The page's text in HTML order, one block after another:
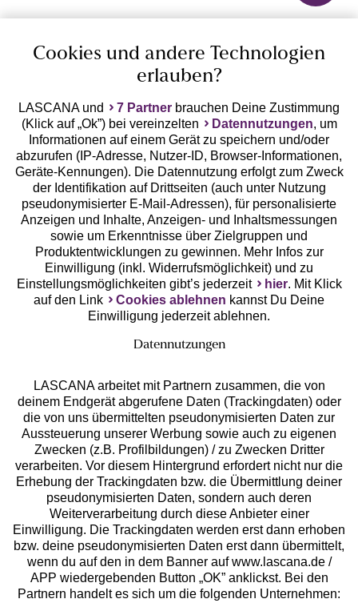
8 21
Bügel-BHs – von klassisch bis
sexy
Bügel-BHs sind schon seit Jahren aus dem
Kleiderschrank nicht mehr weg zu denken. Bei einem
Bügel-BH sind die BH-Cups unterhalb der Brust mit
Draht- oder Plastik-Bügeln verstärkt, welche dem Busen
zusätzlichen Halt und eine schöne runde Form geben.
Des Weiteren sorgen sie für ein komfortables
Tragegefühl und gehören daher zu den Lieblingen jeder
Frau. Vor allem durch ihre Vielfältigkeit überzeugen die
Bügel-BHs und sind auch hier bei uns unverzichtbar.
Wir wollen, dass Sie du dich als Frau wohlfühlst. Daher
Entdecke z.B. unsere sinnlichen Push-up-BHsmit
Bügeln in allen Größen von Cup A über Cup B, Cup C
oder Cup E und aktuellen Trendfarben.
Schwarze Bügel-BH
Weiße Bügel-BH
Hautfarbene Bügel-BH
Mehr lesen
Kostenlose Hotline aus allen
deutschen Netzen
0800 - 600 40 30
service@lascana.de
* Mo - Fr: 08 - 20 Uhr; Sa: 09 - 17 Uhr; So: 09 - 14 Uhr.
Zahlarten
Rechnung **
Cookies und andere Technologien
erlauben?
LASCANA und 7 Partner brauchen Deine Zustimmung
(Klick auf „Ok”) bei vereinzelten
Datennutzungen, um
Informationen auf einem Gerät zu speichern und/oder
abzurufen (IP-Adresse, Nutzer-ID, Browser-Informationen,
Geräte-Kennungen). Die Datennutzung erfolgt zum Zweck
der Identifikation auf Drittseiten (auch unter Nutzung
pseudonymisierter E-Mail-Adressen), für personalisierte
Anzeigen und Inhalte, Anzeigen- und Inhaltsmessungen
sowie um Erkenntnisse über Zielgruppen und
Produktentwicklungen zu gewinnen. Mehr Infos zur
Einwilligung (inkl. Widerrufsmöglichkeit) und zu
Einstellungsmöglichkeiten gibt’s jederzeit
hier. Mit Klick
auf den Link
Cookies ablehnen kannst Du Deine
Einwilligung jederzeit ablehnen.
Datennutzungen
LASCANA arbeitet mit Partnern zusammen, die von
deinem Endgerät abgerufene Daten (Trackingdaten) oder
die von uns übermittelten pseudonymisierten Daten zur
Aussteuerung unserer Werbung sowie auch zu eigenen
Zwecken (z.B. Profilbildungen) / zu Zwecken Dritter
verarbeiten. Vor diesem Hintergrund erfordert nicht nur die
Erhebung der Trackingdaten bzw. die Übermittlung deiner
pseudonymisierten Daten, sondern auch deren
Weiterverarbeitung durch diese Anbieter einer
Einwilligung. Die Trackingdaten werden erst dann erhoben
bzw. deine pseudonymisierten Daten erst dann übermittelt,
wenn du auf den in dem Banner auf www.lascana.de /
APP wiedergebenden Button „OK” anklickst. Bei den
Partnern handelt es sich um die folgenden Unternehmen: